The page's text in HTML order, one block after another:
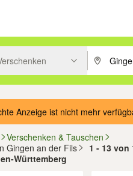
zu suchen, oder Vorschläge
PLZ oder
Anzeige ist nicht mehr
Verschenken & Tauschen
Gingen an der Fils
1 - 13
Württemberg